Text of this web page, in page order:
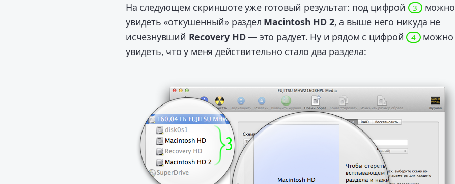
На следующем скриншоте уже готовый результат: под цифрой 3 можно
увидеть «откушенный» раздел Macintosh HD 2, а выше него никуда не
исчезнувший Recovery HD— это радует. Ну и рядом с цифрой 4 можно
увидеть, что у меня действительно стало два раздела: